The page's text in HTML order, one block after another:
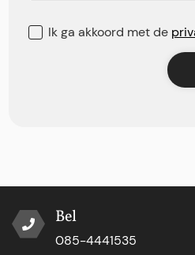
Ik ga akkoord met de
Bel
085-4441535